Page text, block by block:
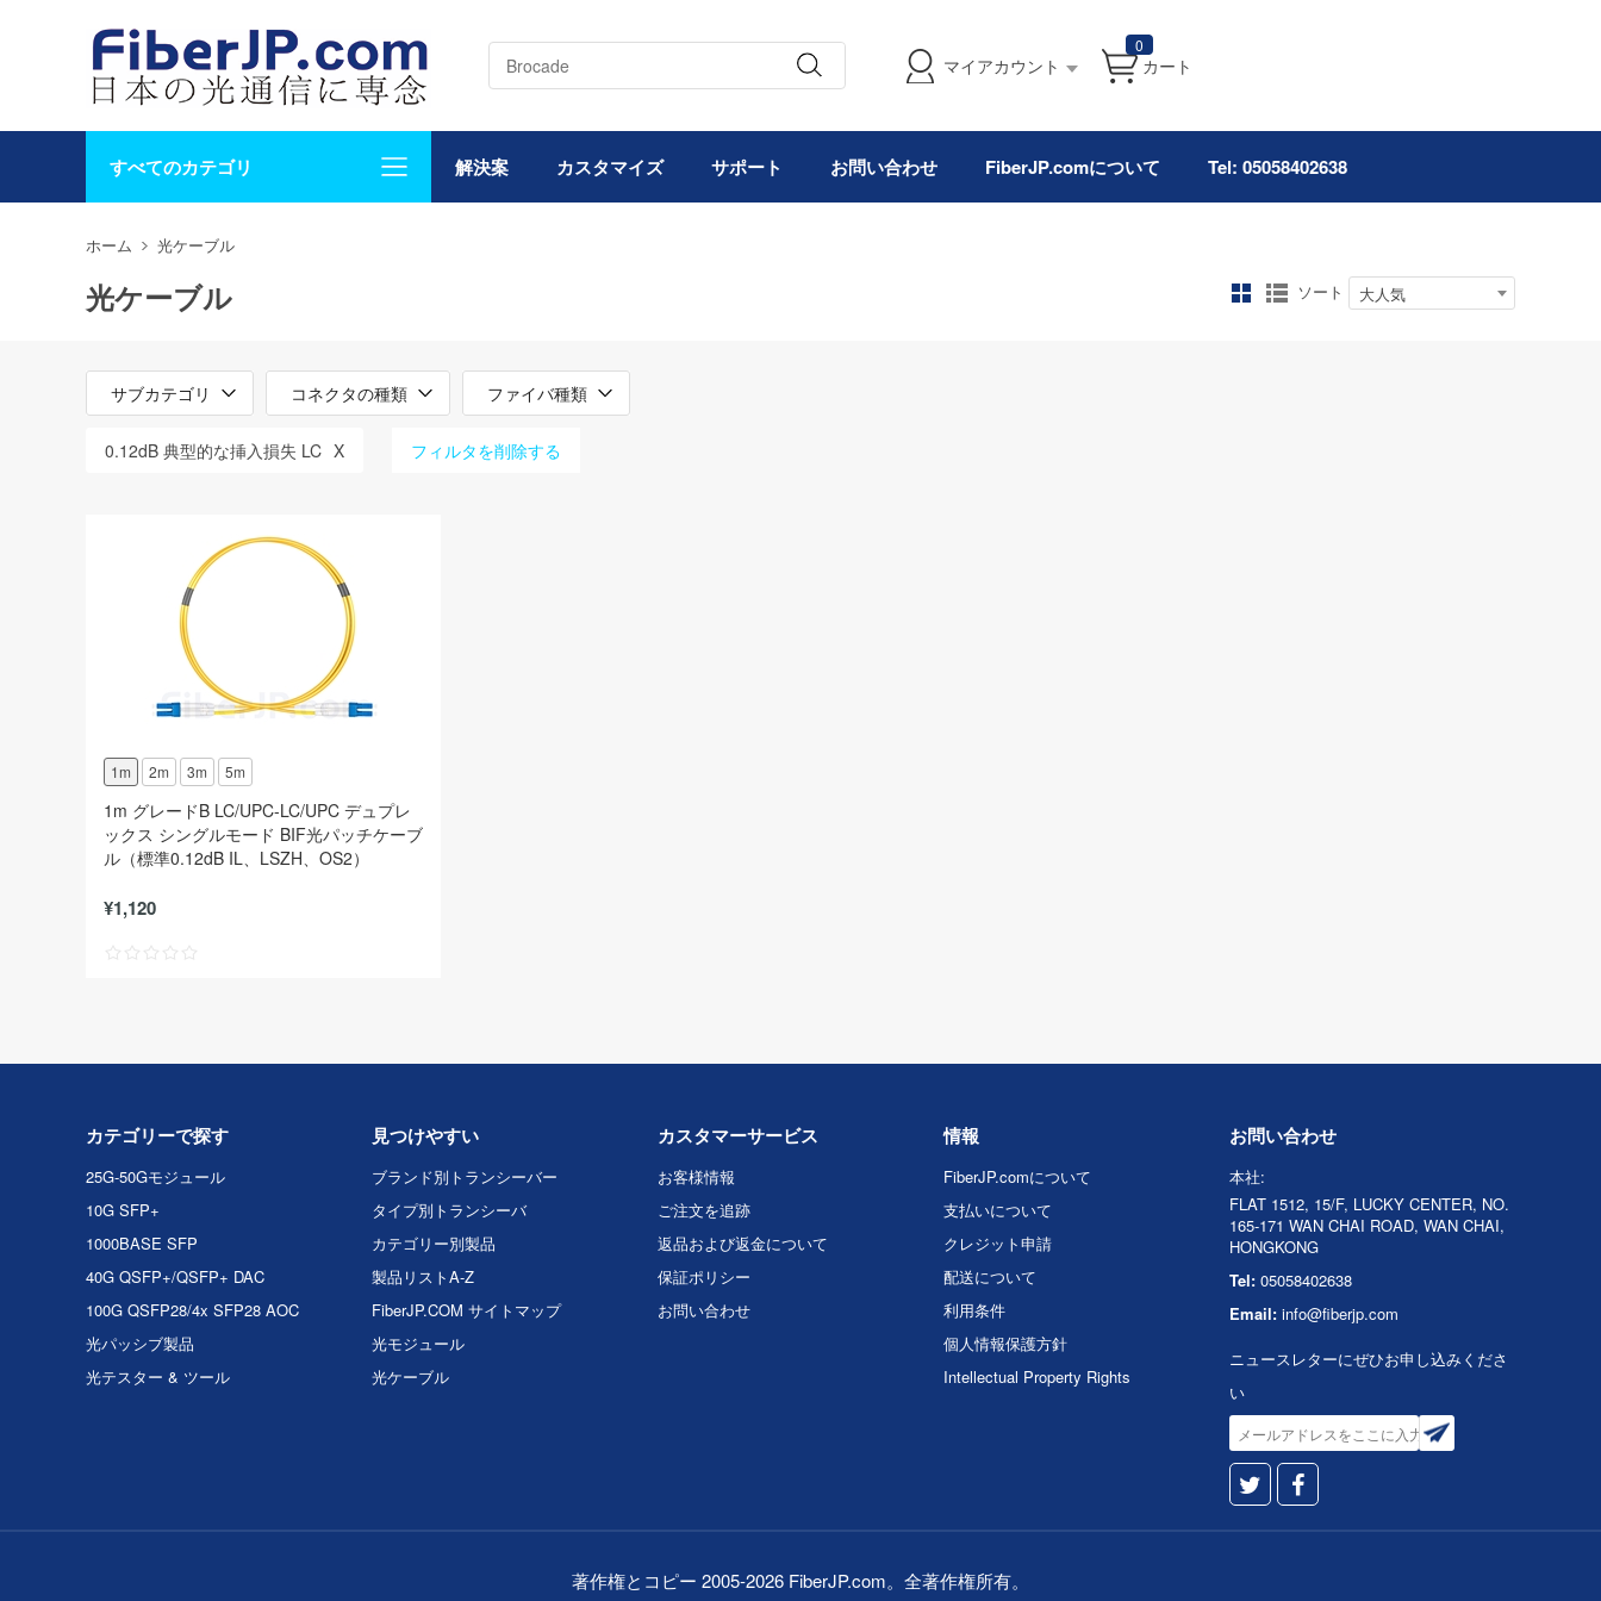
マイアカウント
0
カート
すべてのカテゴリ 解決案 カスタマイズ サポート お問い合わせ FiberJP.comについて Tel: 05058402638
ホーム 光ケーブル
光ケーブル ソート 大人気
サブカテゴリ コネクタの種類 ファイバ種類
0.12dB 典型的な挿入損失 LC X フィルタを削除する
1m 2m 3m 5m
1m グレードB LC/UPC-LC/UPC デュプレ
ックス シングルモード BIF光パッチケーブ
ル（標準0.12dB IL、LSZH、OS2）
¥1,120
カテゴリーで探す
25G-50Gモジュール
10G SFP+
1000BASE SFP
40G QSFP+/QSFP+ DAC
100G QSFP28/4x SFP28 AOC
光パッシブ製品
光テスター & ツール
見つけやすい
ブランド別トランシーバー
タイプ別トランシーバ
カテゴリー別製品
製品リストA-Z
FiberJP.COM サイトマップ
光モジュール
光ケーブル
カスタマーサービス
お客様情報
ご注文を追跡
返品および返金について
保証ポリシー
お問い合わせ
情報
FiberJP.comについて
支払いについて
クレジット申請
配送について
利用条件
個人情報保護方針
Intellectual Property Rights
お問い合わせ
本社:
FLAT 1512, 15/F, LUCKY CENTER, NO.
165-171 WAN CHAI ROAD, WAN CHAI,
HONGKONG
Tel: 05058402638
Email: info@fiberjp.com
ニュースレターにぜひお申し込みくださ
い
著作権とコピー 2005-2026 FiberJP.com。全著作権所有。